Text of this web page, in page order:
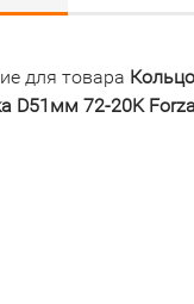
для товара
D51мм 72-20K